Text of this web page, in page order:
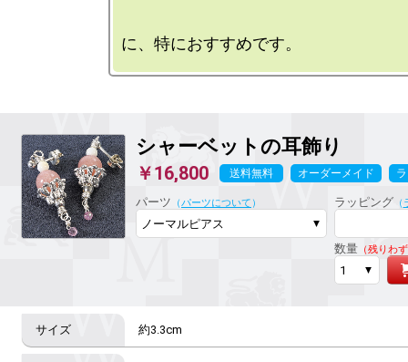
シャーベットの耳飾り
￥16,800 送料無料 オーダーメイド
パーツ （パーツについて ） ラッピング （
数量（残りわ
約3.3cm